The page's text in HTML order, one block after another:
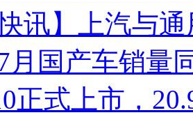
快讯】上汽与
月国产车销量
正式上市，